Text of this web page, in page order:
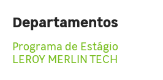
Departamentos
Programa de Estágio
LEROY MERLIN TECH